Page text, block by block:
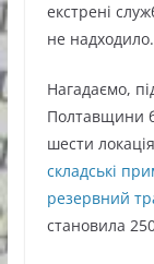
екстрені
не надходило.
Нагадаємо,
Полтавщини
шести
складські
резервний
становила